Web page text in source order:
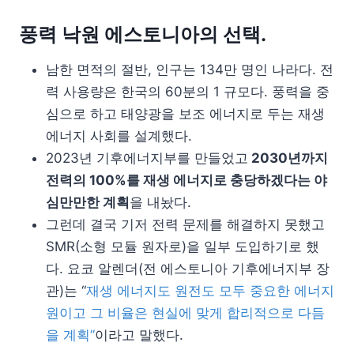
풍력 낙원 에스토니아의 선택.
남한 면적의 절반, 인구는 134만 명인 나라다. 전
력 사용량은 한국의 60분의 1 규모다. 풍력을 중
심으로 하고 태양광을 보조 에너지로 두는 재생
에너지 사회를 설계했다.
2023년 기후에너지부를 만들었고 2030년까지
전력의 100%를 재생 에너지로 충당하겠다는 야
심만만한 계획을 내놨다.
그런데 결국 기저 전력 문제를 해결하지 못했고
SMR(소형 모듈 원자로)을 일부 도입하기로 했
다. 요코 알렌더(전 에스토니아 기후에너지부 장
관)는 “재생 에너지도 원전도 모두 중요한 에너지
원이고 그 비율은 현실에 맞게 합리적으로 다듬
을 계획”이라고 말했다.